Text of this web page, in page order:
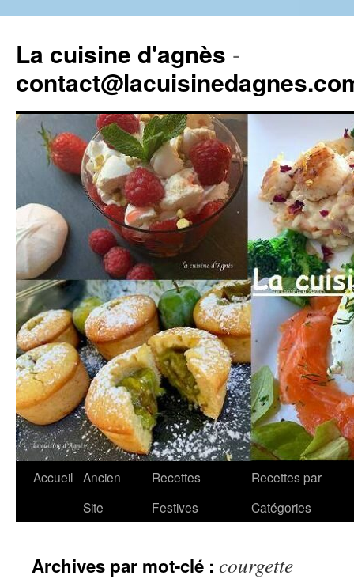
La cuisine d'agnès -
Aller
Accueil Ancien
Site
Recettes
Festives
Recettes par
Catégories
Archives par mot-clé : courgette